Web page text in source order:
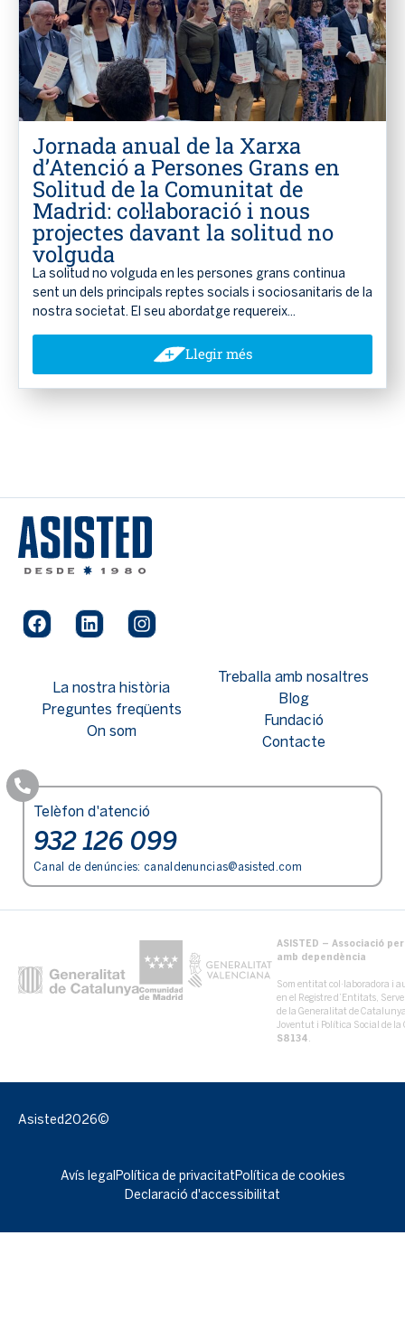
Jornada anual de la Xarxa
d’Atenció a Persones Grans en
Solitud de la Comunitat de
Madrid: col·laboració i nous
projectes davant la solitud no
volguda
La solitud no volguda en les persones grans continua
sent un dels principals reptes socials i sociosanitaris de la
nostra societat. El seu abordatge requereix...
Llegir més
La nostra història
Preguntes freqüents
On som
Treballa amb nosaltres
Blog
Fundació
Contacte
Telèfon d'atenció
932 126 099
Canal de denúncies: canaldenuncias@asisted.com
ASISTED – Associació
amb dependència
Som entitat col·laboradora i
en el Registre d’Entitats,
de la Generalitat de
Joventut i Política Social de
S8134 .
Asisted2026©
Avís legal Política de privacitat Política de cookies
Declaració d'accessibilitat